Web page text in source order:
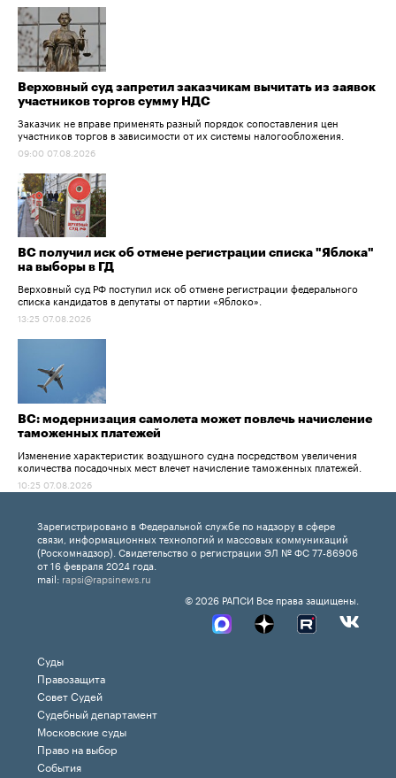
Верховный суд запретил заказчикам вычитать из заявок
участников торгов сумму НДС
Заказчик не вправе применять разный порядок сопоставления цен
участников торгов в зависимости от их системы налогообложения.
09:00 07.08.2026
ВС получил иск об отмене регистрации списка "Яблока"
на выборы в ГД
Верховный суд РФ поступил иск об отмене регистрации федерального
списка кандидатов в депутаты от партии «Яблоко».
13:25 07.08.2026
ВС: модернизация самолета может повлечь начисление
таможенных платежей
Изменение характеристик воздушного судна посредством увеличения
количества посадочных мест влечет начисление таможенных платежей.
10:25 07.08.2026
Зарегистрировано в Федеральной службе по надзору в сфере
связи, информационных технологий и массовых коммуникаций
(Роскомнадзор). Свидетельство о регистрации ЭЛ № ФС 77-86906
от 16 февраля 2024 года.
mail: rapsi@rapsinews.ru
© 2026 РАПСИ Все права защищены.
Суды
Правозащита
Совет Судей
Судебный департамент
Московские суды
Право на выбор
События